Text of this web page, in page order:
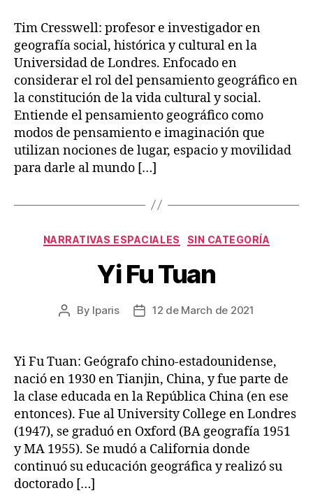
Tim Cresswell: profesor e investigador en
geografía social, histórica y cultural en la
Universidad de Londres. Enfocado en
considerar el rol del pensamiento geográfico en
la constitución de la vida cultural y social.
Entiende el pensamiento geográfico como
modos de pensamiento e imaginación que
utilizan nociones de lugar, espacio y movilidad
para darle al mundo […]
Categories
NARRATIVAS ESPACIALES SIN CATEGORÍA
Yi Fu Tuan
Post
By lparis
Post12 de March de 2021
Yi Fu Tuan: Geógrafo chino-estadounidense,
nació en 1930 en Tianjin, China, y fue parte de
la clase educada en la República China (en ese
entonces). Fue al University College en Londres
(1947), se graduó en Oxford (BA geografía 1951
y MA 1955). Se mudó a California donde
continuó su educación geográfica y realizó su
doctorado […]